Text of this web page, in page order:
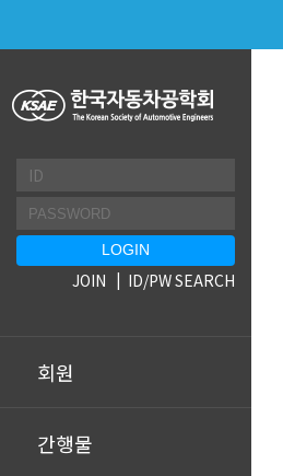
회원
간행물
JOIN ID/PW SEARCH